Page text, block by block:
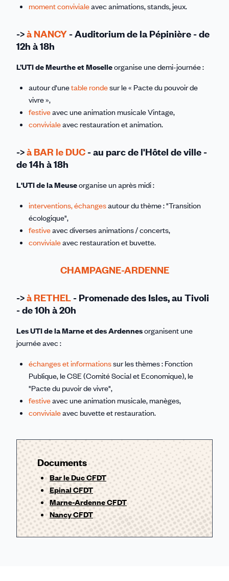
moment convivialeavec animations, stands, jeux.
->à NANCY - Auditoriumde la Pépinière - de
12h à 18h
L’UTI de Meurthe et Moselleorganise une demi-journée :
autour d'unetable rondesur le « Pacte du pouvoir de
vivre »,
festiveavec une animation musicale Vintage,
convivialeavec restauration et animation.
->à BAR le DUC - au parc de l'Hôtel de ville -
de 14h à 18h
L'UTI de la Meuseorganise un après midi :
interventions, échangesautour du thème : "Transition
écologique",
festiveavec diverses animations / concerts,
convivialeavec restauration et buvette.
CHAMPAGNE-ARDENNE
->à RETHEL - Promenade des Isles, au Tivoli
- de 10h à 20h
Les UTIde la Marne et des Ardennesorganisent une
journée avec :
échanges et informationssur les thèmes : Fonction
Publique, le CSE (Comité Social et Economique), le
"Pacte du puvoir de vivre",
festiveavec une animation musicale, manèges,
convivialeavec buvette et restauration.
Documents
Bar le Duc CFDT
Epinal CFDT
Marne-Ardenne CFDT
Nancy CFDT